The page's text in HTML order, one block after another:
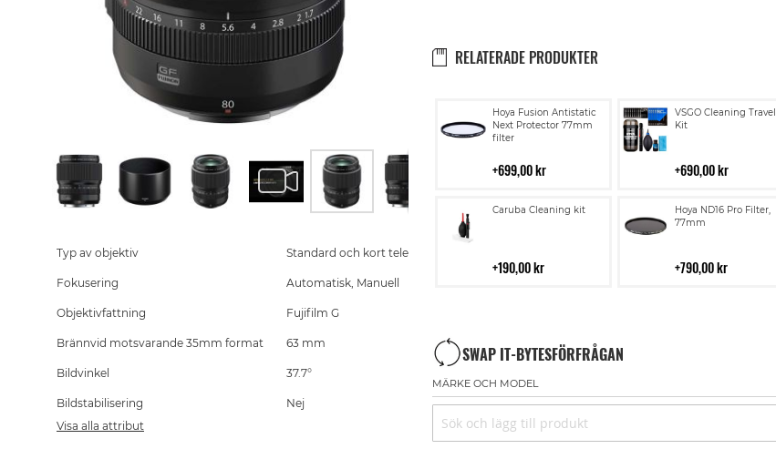
RELATERADE PRODUKTER
Hoya Fusion Antistatic
Next Protector 77mm
filter
699,00 kr
Lägg
till
i
VSGO Cleaning Travel
Kit
690,00 kr
Lägg
till
Caruba Cleaning kit
190,00 kr
Lägg
Hoya ND16 Pro Filter,
77mm
790,00 kr
Lägg
till
SWAP IT-BYTESFÖRFRÅGAN
MÄRKE OCH MODEL
the
images
Typ av objektiv Standard och kort tele
Fokusering Automatisk, Manuell
Objektivfattning Fujifilm G
Brännvid motsvarande 35mm format 63 mm
Bildvinkel 37.7°
Bildstabilisering
Nej
Visa alla attribut